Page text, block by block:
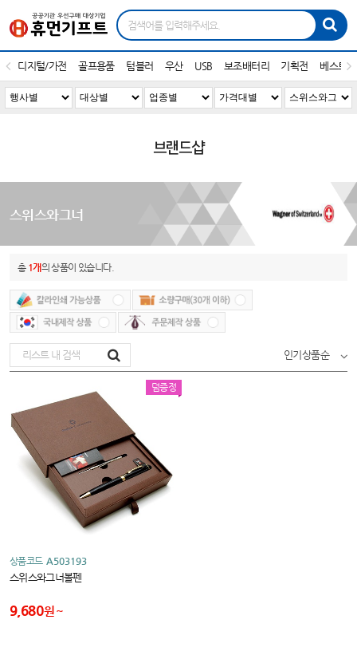
디지털/가전 골프용품 텀블러 우산 USB 보조배터리 기획전 베스트
브랜드샵
스위스와그너
총 1개의 상품이 있습니다.
인기상품순
덤증정
상품코드 A503193
스위스와그너볼펜
9,680원